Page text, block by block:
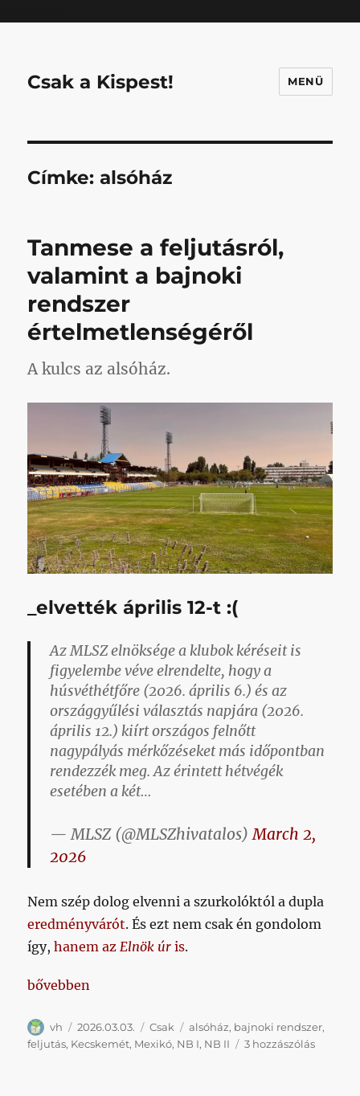
Csak a Kispest! MENÜ
Címke:alsóház
Tanmese a feljutásról,
valamint a bajnoki
rendszer
értelmetlenségéről
A kulcs az alsóház.
_elvették április 12-t :(
Az MLSZ elnöksége a klubok kéréseit is
figyelembe véve elrendelte, hogy a
húsvéthétfőre (2026. április 6.) és az
országgyűlési választás napjára (2026.
április 12.) kiírt országos felnőtt
nagypályás mérkőzéseket más időpontban
rendezzék meg. Az érintett hétvégék
esetében a két…
— MLSZ (@MLSZhivatalos)March 2,
2026
Nem szép dolog elvenni a szurkolóktól a dupla
eredményvárót. És ezt nem csak én gondolom
így,hanem azElnök úr is.
„Tanmese a feljutásról, valamint a bajnoki
bővebben
Szerző
vh Közzétéve
2026.03.03. Kategória
Csak Címke
alsóház, bajnoki rendszer,
feljutás, Kecskemét, Mexikó, NB I, NB II 3 hozzászólás